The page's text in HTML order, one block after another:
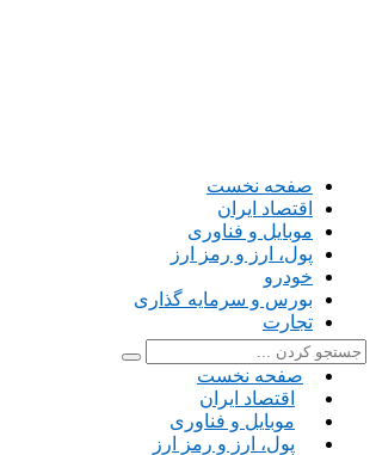
صفحه نخست
اقتصاد ایران
موبایل و فناوری
پول، ارز و رمز ارز
خودرو
بورس و سرمایه گذاری
تجارت
صفحه نخست
اقتصاد ایران
موبایل و فناوری
پول، ارز و رمز ارز